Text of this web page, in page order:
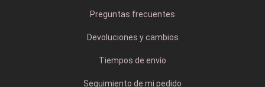
Preguntas frecuentes
Devoluciones y cambios
Tiempos de envío
Seguimiento de mi pedido